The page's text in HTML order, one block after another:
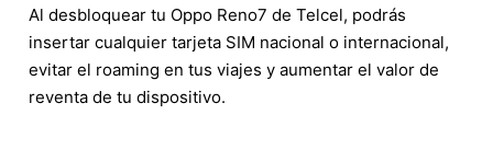
Al desbloquear tu Oppo Reno7 de Telcel, podrás
insertar cualquier tarjeta SIM nacional o internacional,
evitar el roaming en tus viajes y aumentar el valor de
reventa de tu dispositivo.